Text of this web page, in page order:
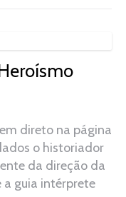
direto na página
o historiador
da direção da
a guia intérprete